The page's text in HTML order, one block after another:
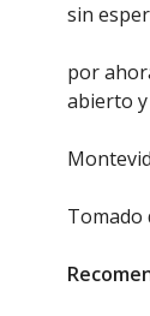
sin
por
abierto
Tomado